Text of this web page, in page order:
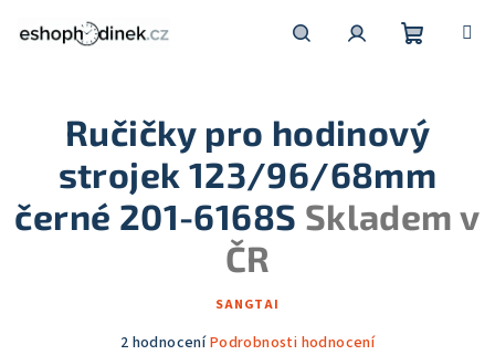
košík
Ručičky pro hodinový
strojek 123/96/68mm
černé 201-6168S Skladem v
ČR
SANGTAI
Průměrné
2 hodnoceníPodrobnosti hodnocení